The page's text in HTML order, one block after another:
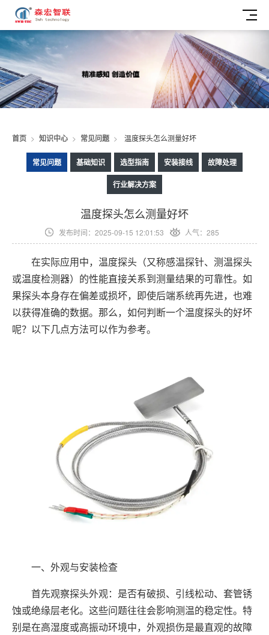
首页 > 知识中心 > 常见问题 > 温度探头怎么测量好坏
常见问题 基础知识 选型指南 安装接线 故障处理
行业解决方案
温度探头怎么测量好坏
发布时间：2025-09-15 12:01:53 人气：285
在实际应用中，温度探头（又称感温探针、测温探头
或温度检测器）的性能直接关系到测量结果的可靠性。如
果探头本身存在偏差或损坏，即使后端系统再先进，也难
以获得准确的数据。那么，如何判断一个温度探头的好坏
呢？以下几点方法可以作为参考。
一、外观与安装检查
首先观察探头外观：是否有破损、引线松动、套管锈
蚀或绝缘层老化。这些问题往往会影响测温的稳定性。特
别是在高湿度或高振动环境中，外观损伤是最直观的故障